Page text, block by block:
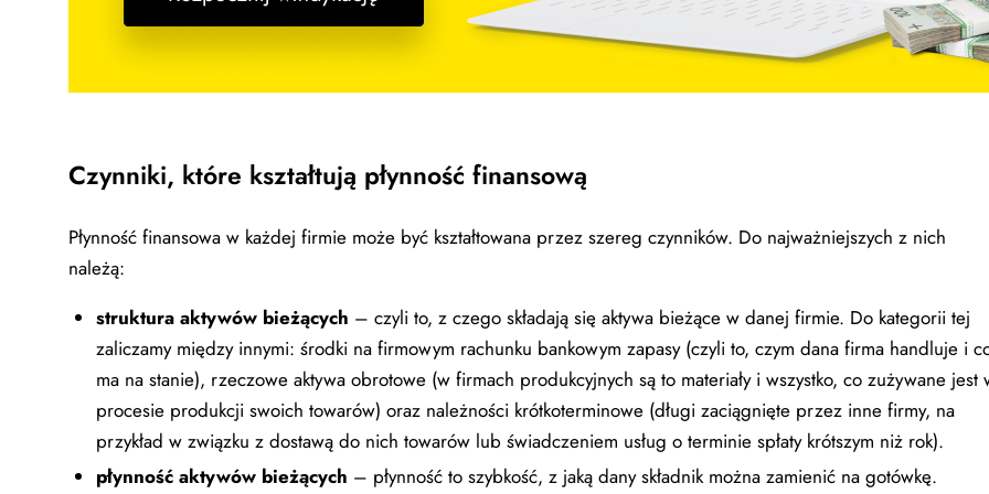
Czynniki, które kształtują płynność finansową
Płynność finansowa w każdej firmie może być kształtowana przez szereg czynników. Do najważniejszych z nich
należą:
struktura aktywów bieżących – czyli to, z czego składają się aktywa bieżące w danej firmie. Do kategorii tej
zaliczamy między innymi: środki na firmowym rachunku bankowym zapasy (czyli to, czym dana firma handluje i
ma na stanie), rzeczowe aktywa obrotowe (w firmach produkcyjnych są to materiały i wszystko, co zużywane jest
procesie produkcji swoich towarów) oraz należności krótkoterminowe (długi zaciągnięte przez inne firmy, na
przykład w związku z dostawą do nich towarów lub świadczeniem usług o terminie spłaty krótszym niż rok).
płynność aktywów bieżących – płynność to szybkość, z jaką dany składnik można zamienić na gotówkę.